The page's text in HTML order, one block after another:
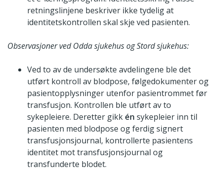
retningslinjene beskriver ikke tydelig at
identitetskontrollen skal skje ved pasienten.
Observasjoner ved Odda sjukehus og Stord sjukehus:
Ved to av de undersøkte avdelingene ble det
utført kontroll av blodpose, følgedokumenter og
pasientopplysninger utenfor pasientrommet før
transfusjon. Kontrollen ble utført av to
sykepleiere. Deretter gikk én sykepleier inn til
pasienten med blodpose og ferdig signert
transfusjonsjournal, kontrollerte pasientens
identitet mot transfusjonsjournal og
transfunderte blodet.